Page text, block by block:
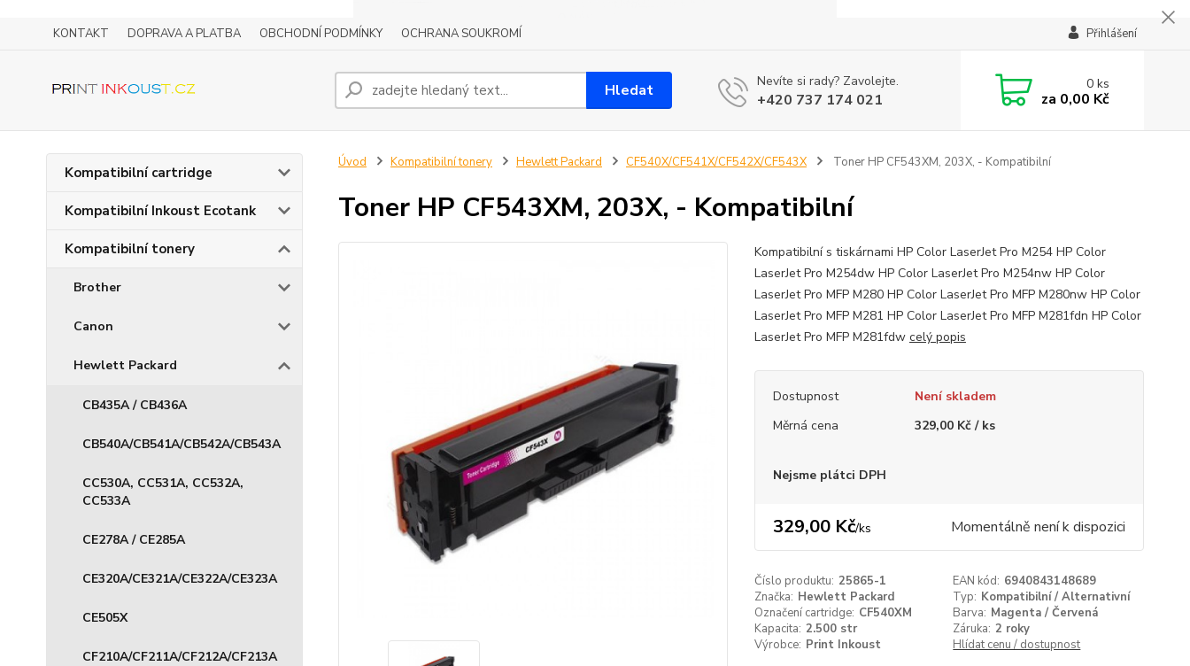
KONTAKT DOPRAVA A PLATBA OBCHODNÍ PODMÍNKY OCHRANA SOUKROMÍ Přihlášení
Hledat Nevíte si rady? Zavolejte.
+420 737 174 021
0ks
za 0,00 Kč
Kompatibilní cartridge
Kompatibilní Inkoust Ecotank
Kompatibilní tonery
Brother
Canon
Hewlett Packard
CB435A / CB436A
CB540A/CB541A/CB542A/CB543A
CC530A, CC531A, CC532A,
CC533A
CE278A / CE285A
CE320A/CE321A/CE322A/CE323A
CE505X
CF210A/CF211A/CF212A/CF213A
Úvod Kompatibilní tonery Hewlett Packard CF540X/CF541X/CF542X/CF543X Toner HP CF543XM, 203X, - Kompatibilní
Toner HP CF543XM, 203X, - Kompatibilní
Kompatibilní s tiskárnami HP Color LaserJet Pro M254 HP Color
LaserJet Pro M254dw HP Color LaserJet Pro M254nw HP Color
LaserJet Pro MFP M280 HP Color LaserJet Pro MFP M280nw HP Color
LaserJet Pro MFP M281 HP Color LaserJet Pro MFP M281fdn HP Color
LaserJet Pro MFP M281fdw celý popis
Dostupnost
Není skladem
Měrná cena
329,00 Kč / ks
Nejsme plátci DPH
329,00 Kč/ks Momentálně není k dispozici
Číslo produktu: 25865-1 EAN kód: 6940843148689
Značka: Hewlett Packard Typ: Kompatibilní / Alternativní
Označení cartridge: CF540XM Barva: Magenta / Červená
Kapacita: 2.500 str Záruka: 2 roky
Výrobce: Print Inkoust Hlídat cenu / dostupnost